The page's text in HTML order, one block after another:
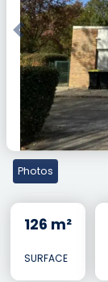
Previous
Photos
126 m²
SURFACE